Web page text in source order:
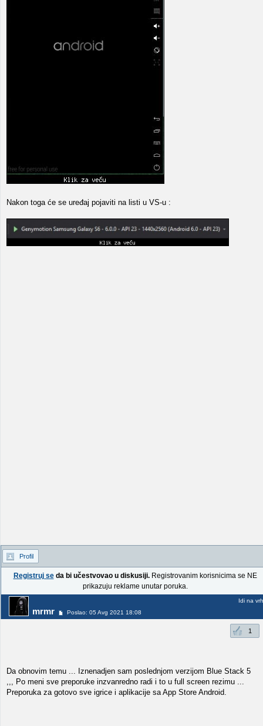
Nakon toga će se uređaj pojaviti na listi u VS-u :
Profil
Registruj seda bi učestvovao u diskusiji.Registrovanim korisnicima se NE
prikazuju reklame unutar poruka.
mrmr Poslao: 05 Avg 2021 18:08
Idi na vrh
1
Da obnovim temu ... Iznenadjen sam poslednjom verzijom Blue Stack 5
,,, Po meni sve preporuke inzvanredno radi i to u full screen rezimu ...
Preporuka za gotovo sve igrice i aplikacije sa App Store Android.